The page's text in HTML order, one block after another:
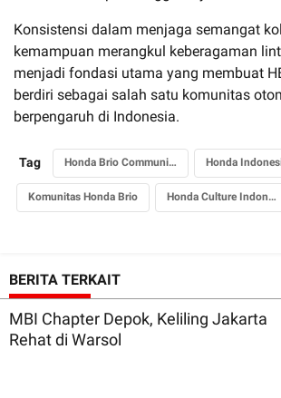
Konsistensi dalam menjaga semangat
kemampuan merangkul keberagaman
menjadi fondasi utama yang membuat
berdiri sebagai salah satu komunitas
berpengaruh di Indonesia.
Tag Honda Brio Community Honda
Komunitas Honda Brio Honda Culture Indonesia
BERITA TERKAIT
MBI Chapter Depok, Keliling Jakarta
Rehat di Warsol